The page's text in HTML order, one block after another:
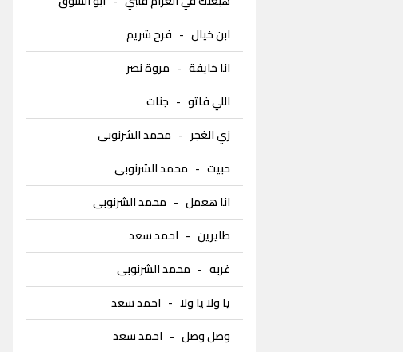
ابن خيال- فرح شريم
انا خايفة- مروة نصر
اللي فاتو- جنات
زي الغجر - محمد الشرنوبى
حبيت- محمد الشرنوبى
انا هعمل- محمد الشرنوبى
طايرين- احمد سعد
غربه- محمد الشرنوبى
يا ولا يا ولا- احمد سعد
وصل وصل- احمد سعد